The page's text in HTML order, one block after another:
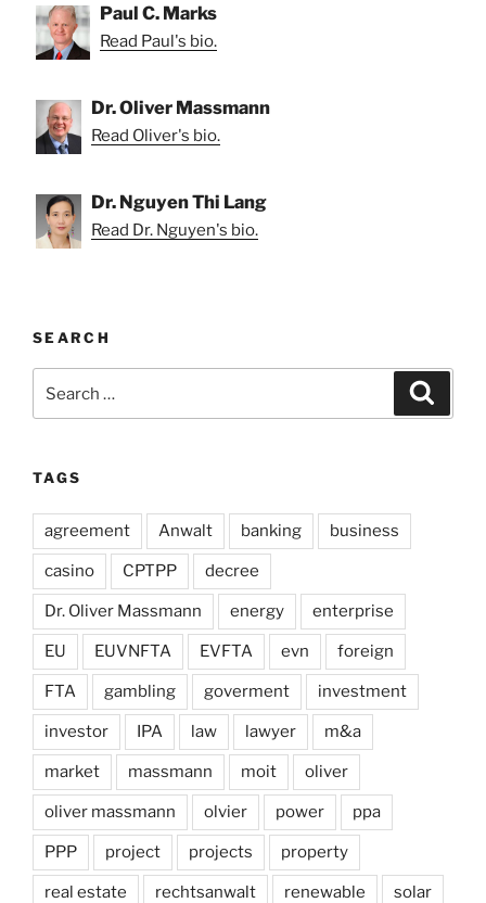
Paul C. Marks
Read Paul's bio.
Dr. Oliver Massmann
Read Oliver's bio.
Dr. Nguyen Thi Lang
Read Dr. Nguyen's bio.
SEARCH
for:
TAGS
agreement Anwalt banking business
casino CPTPP decree
Dr. Oliver Massmann energy enterprise
EU EUVNFTA EVFTA evn foreign
FTA gambling goverment investment
investor IPA law lawyer m&a
market massmann moit oliver
oliver massmann olvier power ppa
PPP project projects property
real estate rechtsanwalt renewable solar